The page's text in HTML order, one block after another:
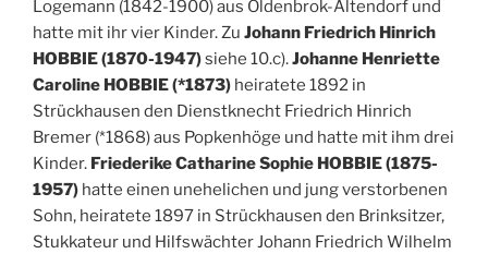
Logemann (1842-1900) aus Oldenbrok-Altendorf und
hatte mit ihr vier Kinder. Zu Johann Friedrich Hinrich
HOBBIE (1870-1947)siehe 10.c).Johanne Henriette
Caroline HOBBIE (*1873) heiratete 1892 in
Strückhausen den Dienstknecht Friedrich Hinrich
Bremer (*1868) aus Popkenhöge und hatte mit ihm drei
Kinder. Friederike Catharine Sophie HOBBIE (1875-
1957) hatte einen unehelichen und jung verstorbenen
Sohn, heiratete 1897 in Strückhausen den Brinksitzer,
Stukkateur und Hilfswächter Johann Friedrich Wilhelm